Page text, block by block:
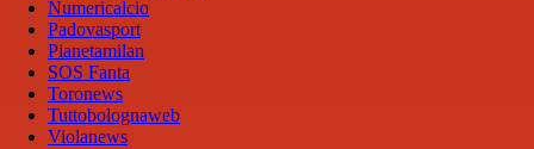
Numericalcio
Padovasport
Pianetamilan
SOS Fanta
Toronews
Tuttobolognaweb
Violanews